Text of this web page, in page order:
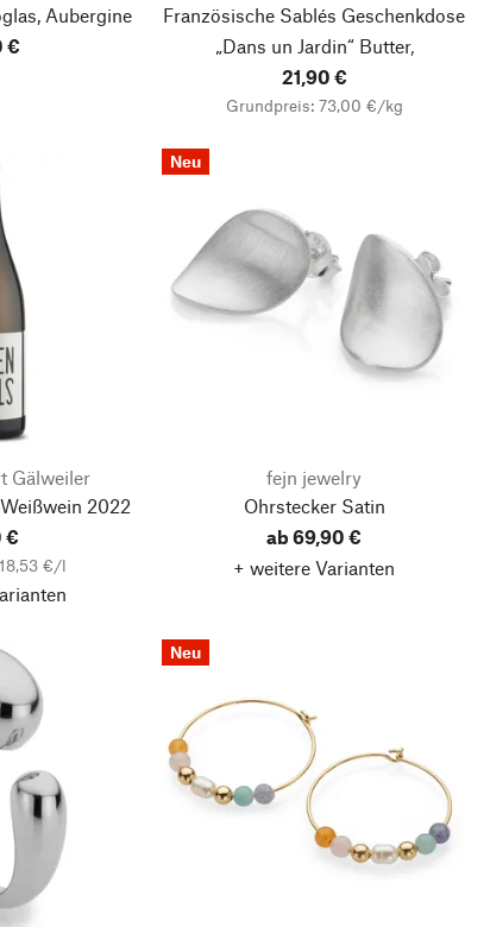
Aubergine
€
Französische Sablés Geschenkdose
„Dans un Jardin“Butter,
Schokolade, Himbeere
21,90 €
Grundpreis: 73,00 €/kg
Gälweiler
2022
€
€/l
Neu
fejn jewelry
Ohrstecker Satin
ab 69,90 €
+ weitere Varianten
Neu